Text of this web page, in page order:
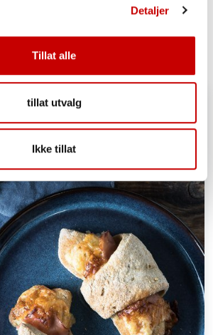
Detaljer
Tillat alle
tillat utvalg
Ikke tillat